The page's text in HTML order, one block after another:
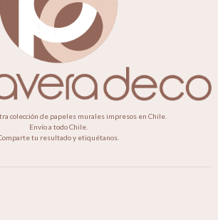
colección de papeles murales impresos en Chile.
Envío a todo Chile.
tu resultado y etiquétanos.